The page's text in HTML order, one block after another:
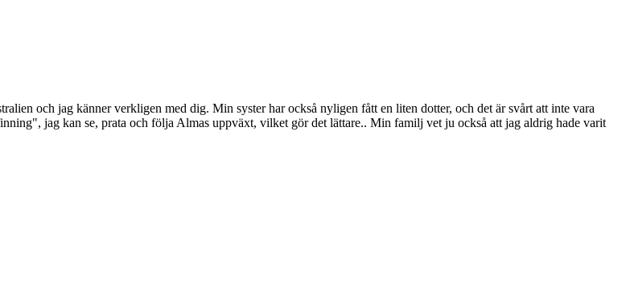
och jag känner verkligen med dig. Min syster har också nyligen fått en liten dotter, och det är svårt att inte vara
jag kan se, prata och följa Almas uppväxt, vilket gör det lättare.. Min familj vet ju också att jag aldrig hade varit